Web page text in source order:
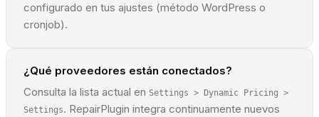
configurado en tus ajustes (método WordPress o
cronjob).
¿Qué proveedores están conectados?
Consulta la lista actual en Settings > Dynamic Pricing >
Settings. RepairPlugin integra continuamente nuevos